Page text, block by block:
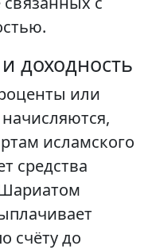
доходность
или
исламского
средства
счёту до